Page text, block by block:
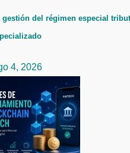
gestión del régimen especial
4, 2026